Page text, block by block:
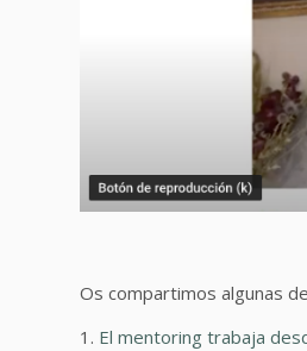
Os compartimos algunas
1. El mentoring trabaja